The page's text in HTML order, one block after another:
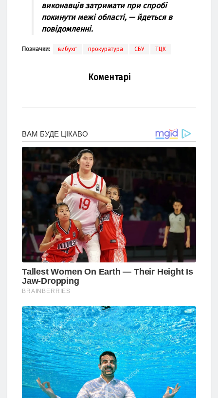
виконавців затримати при спробі
покинути межі області, — йдеться в
повідомленні.
Позначки: вибухґ прокуратура СБУ ТЦК
Коментарі